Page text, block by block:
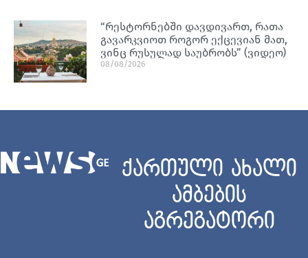
“რესტორნებში დავდივართ, რათა
გავარკვიოთ როგორ ექცევიან მათ,
ვინც რუსულად საუბრობს” (ვიდეო)
08/08/2026
ქართული ახალი
ამბების
აგრეგატორი